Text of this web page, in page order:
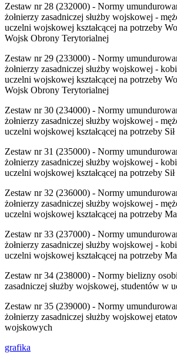
Zestaw nr 28 (232000) - Normy
żołnierzy zasadniczej służby wojskowej -
uczelni wojskowej kształcącej na potrzeby
Wojsk Obrony Terytorialnej
Zestaw nr 29 (233000) - Normy
żołnierzy zasadniczej służby wojskowej -
uczelni wojskowej kształcącej na potrzeby
Wojsk Obrony Terytorialnej
Zestaw nr 30 (234000) - Normy
żołnierzy zasadniczej służby wojskowej -
uczelni wojskowej kształcącej na potrzeby
Zestaw nr 31 (235000) - Normy
żołnierzy zasadniczej służby wojskowej -
uczelni wojskowej kształcącej na potrzeby
Zestaw nr 32 (236000) - Normy
żołnierzy zasadniczej służby wojskowej -
uczelni wojskowej kształcącej na potrzeby
Zestaw nr 33 (237000) - Normy
żołnierzy zasadniczej służby wojskowej -
uczelni wojskowej kształcącej na potrzeby
Zestaw nr 34 (238000) - Normy bielizny
zasadniczej służby wojskowej, studentów w
Zestaw nr 35 (239000) - Normy
żołnierzy zasadniczej służby wojskowej
wojskowych
grafika